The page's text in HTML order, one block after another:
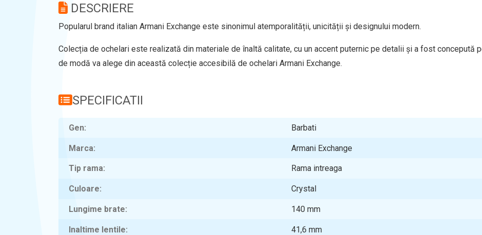
DESCRIERE
Popularul brand italian Armani Exchange este sinonimul atemporalității, unicității și designului modern.
Colecția de ochelari este realizată din materiale de înaltă calitate, cu un accent puternic pe detalii și a fost concepută
de modă va alege din această colecție accesibilă de ochelari Armani Exchange.
SPECIFICATII
Gen Barbati
Marca Armani Exchange
Tip rama Rama intreaga
Culoare Crystal
Lungime brate 140mm
Inaltime lentile 41,6mm